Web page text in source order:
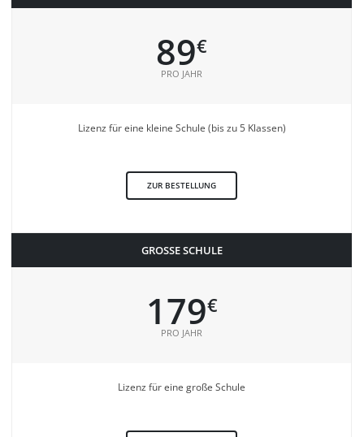
89€
PRO JAHR
Lizenz für eine kleine Schule (bis zu 5 Klassen)
ZUR BESTELLUNG
GROSSE SCHULE
179€
PRO JAHR
Lizenz für eine große Schule